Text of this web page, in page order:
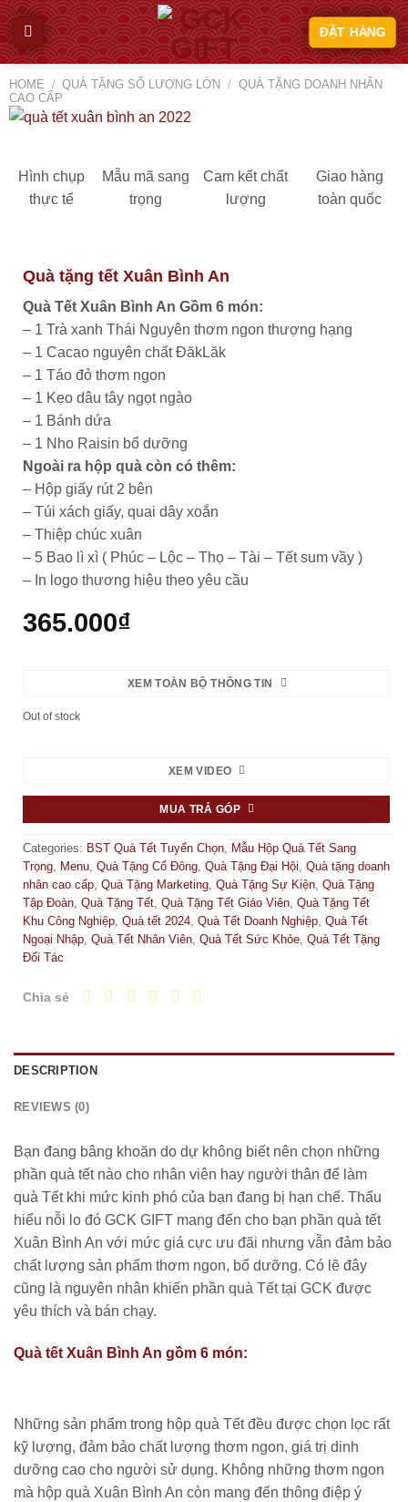
Skip
to
content
ĐẶT HÀNG
HOME / QUÀ TẶNG SỐ LƯỢNG LỚN / QUÀ TẶNG DOANH NHÂN
CAO CẤP
Hình chụp
thực tế
Mẫu mã sang
trọng
Cam kết chất
lượng
Giao hàng
toàn quốc
Quà tặng tết Xuân Bình An
Quà Tết Xuân Bình An Gồm 6 món:
– 1 Trà xanh Thái Nguyên thơm ngon thượng hạng
– 1 Cacao nguyên chất ĐăkLăk
– 1 Táo đỏ thơm ngon
– 1 Kẹo dâu tây ngọt ngào
– 1 Bánh dứa
– 1 Nho Raisin bổ dưỡng
Ngoài ra hộp quà còn có thêm:
– Hộp giấy rút 2 bên
– Túi xách giấy, quai dây xoắn
– Thiệp chúc xuân
– 5 Bao lì xì ( Phúc – Lộc – Thọ – Tài – Tết sum vầy )
– In logo thương hiệu theo yêu cầu
365.000₫
XEM TOÀN BỘ THÔNG TIN
Out of stock
XEM VIDEO
MUA TRẢ GÓP
Categories: BST Quà Tết Tuyển Chọn, Mẫu Hộp Quà Tết Sang
Trọng, Menu, Quà Tặng Cổ Đông, Quà Tặng Đại Hội, Quà tặng doanh
nhân cao cấp, Quà Tặng Marketing, Quà Tặng Sự Kiện, Quà Tặng
Tập Đoàn, Quà Tặng Tết, Quà Tặng Tết Giáo Viên, Quà Tặng Tết
Khu Công Nghiệp, Quà tết 2024, Quà Tết Doanh Nghiệp, Quà Tết
Ngoại Nhập, Quà Tết Nhân Viên, Quà Tết Sức Khỏe, Quà Tết Tặng
Đối Tác
Chia sẻ
DESCRIPTION
REVIEWS (0)
Bạn đang bâng khoăn do dự không biết nên chọn những
phần quà tết nào cho nhân viên hay người thân để làm
quà Tết khi mức kinh phó của bạn đang bị hạn chế. Thấu
hiểu nỗi lo đó GCK GIFT mang đến cho bạn phần quà tết
Xuân Bình An với mức giá cực ưu đãi nhưng vẫn đảm bảo
chất lượng sản phẩm thơm ngon, bổ dưỡng. Có lẽ đây
cũng là nguyên nhân khiến phần quà Tết tại GCK được
yêu thích và bán chạy.
Quà tết Xuân Bình An gồm 6 món:
Những sản phẩm trong hộp quà Tết đều được chọn lọc rất
kỹ lượng, đảm bảo chất lượng thơm ngon, giá trị dinh
dưỡng cao cho người sử dụng. Không những thơm ngon
mà hộp quà Xuân Bình An còn mang đến thông điệp ý